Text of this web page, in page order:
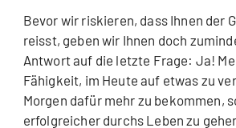
Bevor wir riskieren, dass Ihnen der
reisst, geben wir Ihnen doch
Antwort auf die letzte Frage: Ja!
Fähigkeit, im Heute auf etwas zu
Morgen dafür mehr zu bekommen,
erfolgreicher durchs Leben zu